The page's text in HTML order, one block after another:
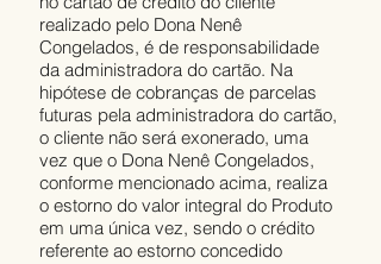
realizado pelo Dona Nenê
Congelados, é de responsabilidade
da administradora do cartão. Na
hipótese de cobranças de parcelas
futuras pela administradora do cartão,
o cliente não será exonerado, uma
vez que o Dona Nenê Congelados,
conforme mencionado acima, realiza
o estorno do valor integral do Produto
em uma única vez, sendo o crédito
referente ao estorno concedido